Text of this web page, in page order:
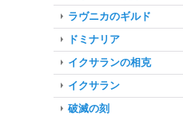
ラヴニカのギルド
ドミナリア
イクサランの相克
イクサラン
破滅の刻